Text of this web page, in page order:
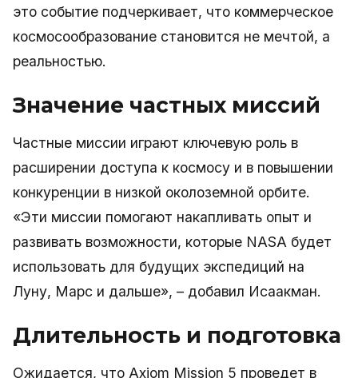
это событие подчеркивает, что коммерческое
космосообразование становится не мечтой, а
реальностью.
Значение частных миссий
Частные миссии играют ключевую роль в
расширении доступа к космосу и в повышении
конкуренции в низкой околоземной орбите.
«Эти миссии помогают накапливать опыт и
развивать возможности, которые NASA будет
использовать для будущих экспедиций на
Луну, Марс и дальше», – добавил Исаакман.
Длительность и подготовка
Ожидается, что Axiom Mission 5 проведет в